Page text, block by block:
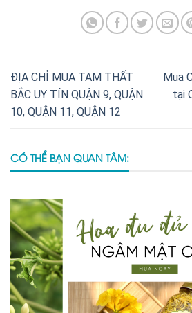
ĐỊA CHỈ MUA TAM THẤT
BẮC UY TÍN QUẬN 9, QUẬN
10, QUẬN 11, QUẬN 12
Mua
tại
CÓ THỂ BẠN QUAN TÂM: